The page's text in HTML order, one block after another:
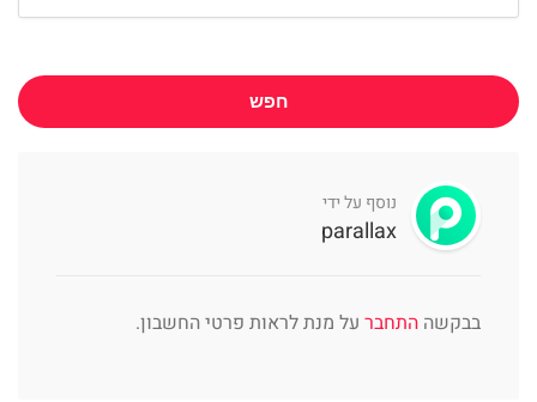
חפש
נוסף על ידי
parallax
בבקשה התחבר על מנת לראות פרטי החשבון.